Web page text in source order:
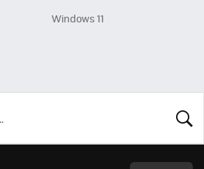
Windows 11